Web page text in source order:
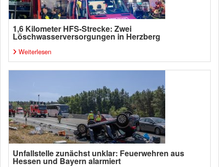
1,6 Kilometer HFS-Strecke: Zwei
Löschwasserversorgungen in Herzberg
Weiterlesen
Unfallstelle zunächst unklar: Feuerwehren aus
Hessen und Bayern alarmiert